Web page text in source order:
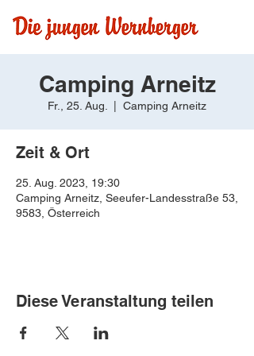
Camping Arneitz
Fr., 25. Aug. Camping Arneitz
Zeit & Ort
25. Aug. 2023, 19:30
Camping Arneitz, Seeufer-Landesstraße 53,
9583, Österreich
Diese Veranstaltung teilen